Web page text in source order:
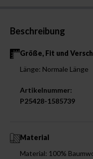
Beschreibung
Größe, Fit und
Länge: Normale Länge
Artikelnummer:
P25428-1585739
Material
Material: 100%